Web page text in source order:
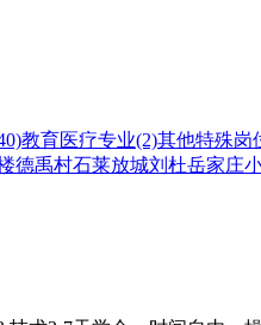
教育医疗专业(2)其他特殊岗
德禹村石莱放城刘杜岳家庄